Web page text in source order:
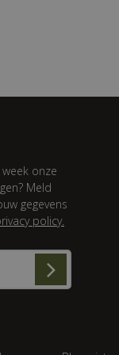
onze
Meld
gegevens
policy.